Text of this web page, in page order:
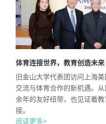
体育连接世界，教育创造未
旧金山大学代表团访问上海
交流与体育合作的新机遇。
余年的友好纽带，也见证着
接。
阅读更多>